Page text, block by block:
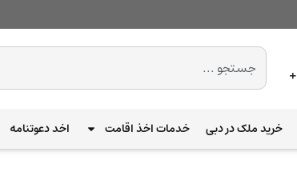
خرید ملک در دبی خدمات اخذ اقامت اخد دعوتنامه